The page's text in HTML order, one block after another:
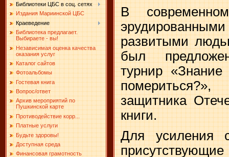
Библиотеки ЦБС в соц. сетях
Издания Мариинской ЦБС
Краеведение
Библиотека предлагает.
Выбираете - вы!
Независимая оценка качества
оказания услуг
Каталог сайтов
Фотоальбомы
Гостевая книга
Вопрос/ответ
Архив мероприятий по
Пушкинской карте
Противодействие корр...
Платные услуги
Будьте здоровы!
Доступная среда
Финансовая грамотность
В
развитыми
был предложен
турнир
защитника
книги.
Для усиления